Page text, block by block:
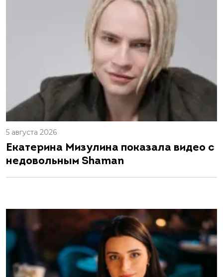
5 августа 2026
Екатерина Мизулина показала видео с
недовольным Shaman